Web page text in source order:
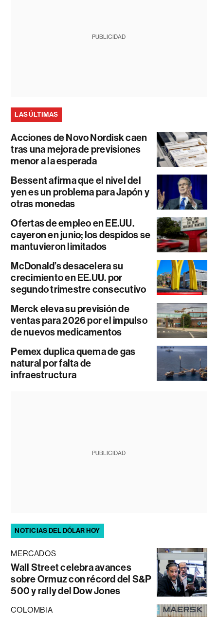
PUBLICIDAD
LAS ÚLTIMAS
Acciones de Novo Nordisk caen
tras una mejora de previsiones
menor a la esperada
Bessent afirma que el nivel del
yen es un problema para Japón y
otras monedas
Ofertas de empleo en EE.UU.
cayeron en junio; los despidos se
mantuvieron limitados
McDonald’s desacelera su
crecimiento en EE.UU. por
segundo trimestre consecutivo
Merck eleva su previsión de
ventas para 2026 por el impulso
de nuevos medicamentos
Pemex duplica quema de gas
natural por falta de
infraestructura
PUBLICIDAD
NOTICIAS DEL DÓLAR HOY
MERCADOS
Wall Street celebra avances
sobre Ormuz con récord del S&P
500 y rally del Dow Jones
COLOMBIA